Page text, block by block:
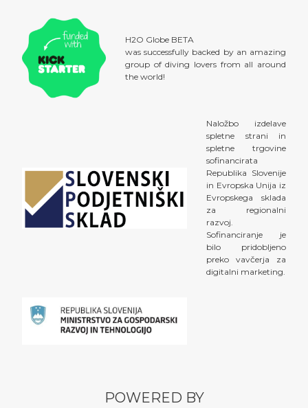
H2O Globe BETA
was successfully backed by an amazing
group of diving lovers from all around
the world!
Naložbo izdelave
spletne strani in
spletne trgovine
sofinancirata
Republika Slovenije
in Evropska Unija iz
Evropskega sklada
za regionalni
razvoj.
Sofinanciranje je
bilo pridobljeno
preko vavčerja za
digitalni marketing.
POWERED BY